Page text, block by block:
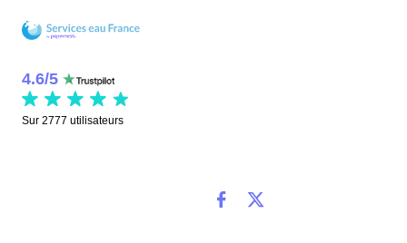
4.6/5
Sur 2777 utilisateurs